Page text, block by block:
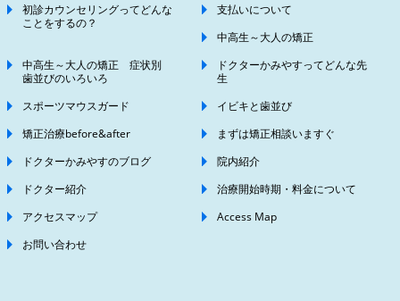
初診カウンセリングってどんな
ことをするの？
支払いについて
中高生～大人の矯正
中高生～大人の矯正 症状別
歯並びのいろいろ
ドクターかみやすってどんな先
生
スポーツマウスガード
イビキと歯並び
矯正治療before&after
まずは矯正相談いますぐ
ドクターかみやすのブログ
院内紹介
ドクター紹介
治療開始時期・料金について
アクセスマップ
Access Map
お問い合わせ